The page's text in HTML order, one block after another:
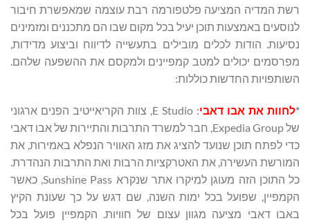
רשת המדיה המציעה פלטפורמה רבת עוצמה שמאפשרת חיבור
לנוסעים באמצעות תוכן יעיל בכל מקום שבו הם מתכננים ומזמינים
נסיעות. הודות לכלים מובילים בתעשייה לדיווח וביצוע מדידות,
מפרסמים יכולים למטב קמפיינים ולמקסם את ההשפעה שלהם.
השותפויות החדשות כוללות:
*לחוות את אבו דאבי
: ‏E Studio, צוות הקריאייטיב הפנים ארגוני
של Expedia Group, חבר למשרד התרבות והתיירות של אבו דאבי
כדי לפתח תוכן שנועד להציג את מזג האוויר הנפלא באמירות, את
המורשת העשירה, את האטרקציות הרבות ואת התרבות הנהדרת.
כל התוכן הזה מעוגן למיקרו אתר שנקרא Sunshine Pass, כאשר
הקמפיין, שפועל בכל ימות השנה, שם דגש על כך שעונת הקיץ
באבו דאבי מציעה מגוון עצום של חוויות. הקמפיין פועל בכל